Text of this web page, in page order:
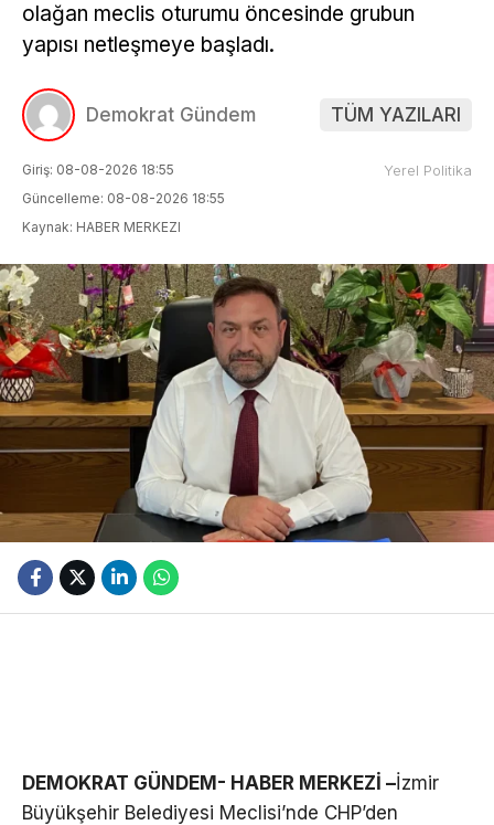
olağan meclis oturumu öncesinde grubun
yapısı netleşmeye başladı.
Demokrat Gündem TÜM YAZILARI
Giriş: 08-08-2026 18:55
Güncelleme: 08-08-2026 18:55
Kaynak: HABER MERKEZI
Yerel Politika
DEMOKRAT GÜNDEM- HABER MERKEZİ –İzmir
Büyükşehir Belediyesi Meclisi’nde CHP’den